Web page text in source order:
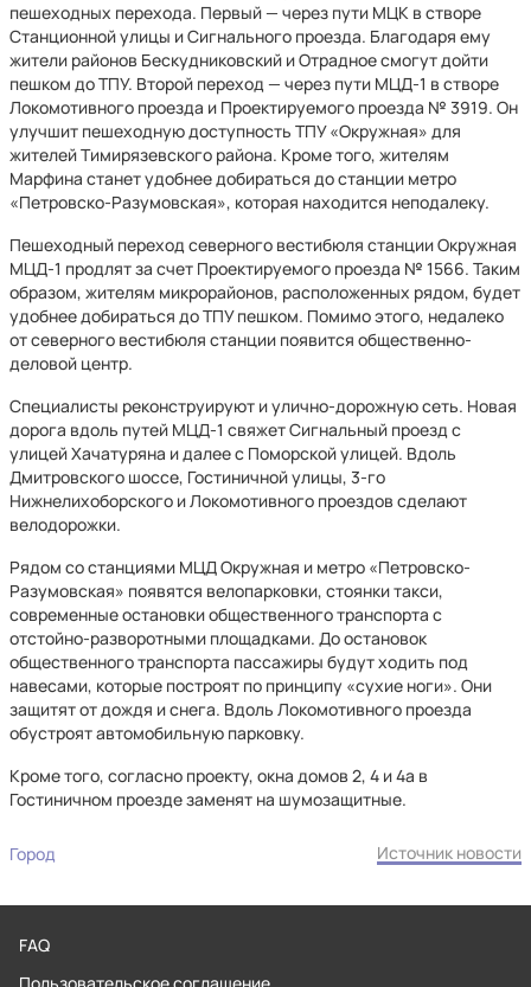
пешеходных перехода. Первый — через пути МЦК в створе
Станционной улицы и Сигнального проезда. Благодаря ему
жители районов Бескудниковский и Отрадное смогут дойти
пешком до ТПУ. Второй переход — через пути МЦД-1 в створе
Локомотивного проезда и Проектируемого проезда № 3919. Он
улучшит пешеходную доступность ТПУ «Окружная» для
жителей Тимирязевского района. Кроме того, жителям
Марфина станет удобнее добираться до станции метро
«Петровско-Разумовская», которая находится неподалеку.
Пешеходный переход северного вестибюля станции Окружная
МЦД-1 продлят за счет Проектируемого проезда № 1566. Таким
образом, жителям микрорайонов, расположенных рядом, будет
удобнее добираться до ТПУ пешком. Помимо этого, недалеко
от северного вестибюля станции появится общественно-
деловой центр.
Специалисты реконструируют и улично-дорожную сеть. Новая
дорога вдоль путей МЦД-1 свяжет Сигнальный проезд с
улицей Хачатуряна и далее с Поморской улицей. Вдоль
Дмитровского шоссе, Гостиничной улицы, 3-го
Нижнелихоборского и Локомотивного проездов сделают
велодорожки.
Рядом со станциями МЦД Окружная и метро «Петровско-
Разумовская» появятся велопарковки, стоянки такси,
современные остановки общественного транспорта с
отстойно-разворотными площадками. До остановок
общественного транспорта пассажиры будут ходить под
навесами, которые построят по принципу «сухие ноги». Они
защитят от дождя и снега. Вдоль Локомотивного проезда
обустроят автомобильную парковку.
Кроме того, согласно проекту, окна домов 2, 4 и 4а в
Гостиничном проезде заменят на шумозащитные.
Город Источник новости
FAQ